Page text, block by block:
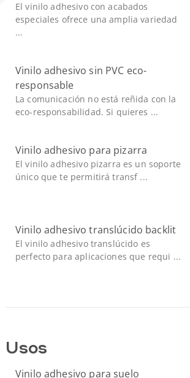
El vinilo adhesivo con acabados
especiales ofrece una amplia variedad
...
Vinilo adhesivo sin PVC eco-
responsable
La comunicación no está reñida con la
eco-responsabilidad. Si quieres ...
Vinilo adhesivo para pizarra
El vinilo adhesivo pizarra es un soporte
único que te permitirá transf ...
Vinilo adhesivo translúcido backlit
El vinilo adhesivo translúcido es
perfecto para aplicaciones que requi ...
Usos
Vinilo adhesivo para suelo